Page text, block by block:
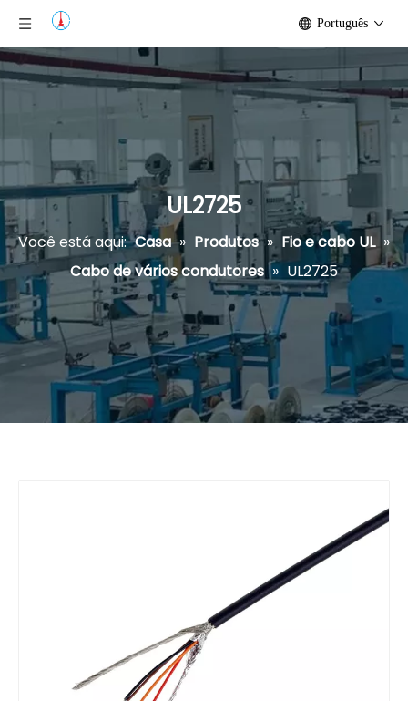
Português
UL2725
Você está aqui: Casa » Produtos » Fio e cabo UL »
Cabo de vários condutores » UL2725